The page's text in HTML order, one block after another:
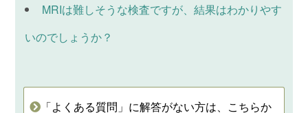
MRIは難しそうな検査ですが、結果はわかりやす
いのでしょうか？
「よくある質問」に解答がない方は、こちらか